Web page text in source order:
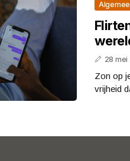
28 mei
Zon op
vrijheid